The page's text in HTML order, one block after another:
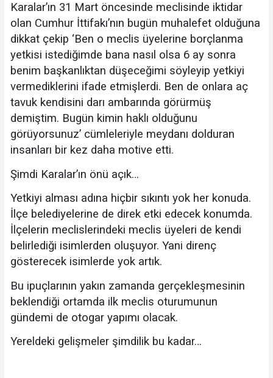
Karalar’ın 31 Mart öncesinde meclisinde iktidar
olan Cumhur İttifakı’nın bugün muhalefet olduğuna
dikkat çekip ‘Ben o meclis üyelerine borçlanma
yetkisi istediğimde bana nasıl olsa 6 ay sonra
benim başkanlıktan düşeceğimi söyleyip yetkiyi
vermediklerini ifade etmişlerdi. Ben de onlara aç
tavuk kendisini darı ambarında görürmüş
demiştim. Bugün kimin haklı olduğunu
görüyorsunuz’ cümleleriyle meydanı dolduran
insanları bir kez daha motive etti.
Şimdi Karalar’ın önü açık…
Yetkiyi alması adına hiçbir sıkıntı yok her konuda.
İlçe belediyelerine de direk etki edecek konumda.
İlçelerin meclislerindeki meclis üyeleri de kendi
belirlediği isimlerden oluşuyor. Yani direnç
gösterecek isimlerde yok artık.
Bu ipuçlarının yakın zamanda gerçekleşmesinin
beklendiği ortamda ilk meclis oturumunun
gündemi de otogar yapımı olacak.
Yereldeki gelişmeler şimdilik bu kadar…